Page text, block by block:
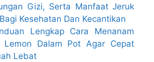
Gizi, Serta Manfaat Jeruk
Kesehatan Dan Kecantikan
Lengkap Cara Menanam
Lemon Dalam Pot Agar Cepat
Lebat